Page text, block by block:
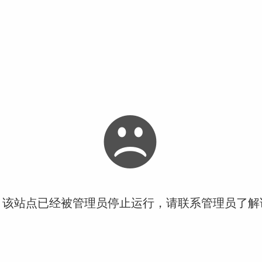
站点已经被管理员停止运行，请联系管理员了